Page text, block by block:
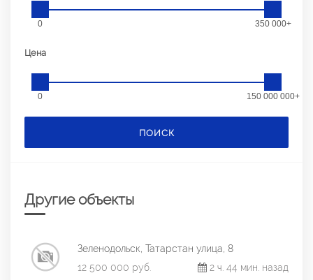
0 350 000+
Цена
0 150 000 000+
ПОИСК
Другие объекты
Зеленодольск, Татарстан улица, 8
12 500 000 руб.
2 ч. 44 мин. назад